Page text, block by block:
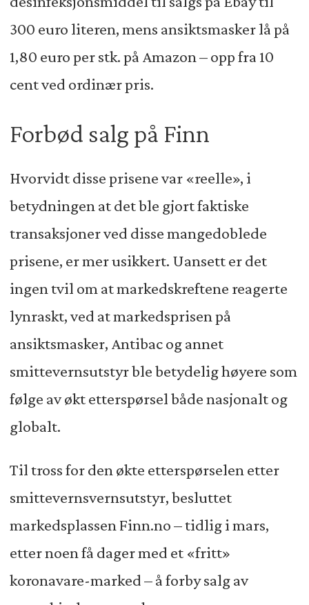
300 euro literen, mens ansiktsmasker lå på
1,80 euro per stk. på Amazon – opp fra 10
cent ved ordinær pris.
Forbød salg på Finn
Hvorvidt disse prisene var «reelle», i
betydningen at det ble gjort faktiske
transaksjoner ved disse mangedoblede
prisene, er mer usikkert. Uansett er det
ingen tvil om at markedskreftene reagerte
lynraskt, ved at markedsprisen på
ansiktsmasker, Antibac og annet
smittevernsutstyr ble betydelig høyere som
følge av økt etterspørsel både nasjonalt og
globalt.
Til tross for den økte etterspørselen etter
smittevernsvernsutstyr, besluttet
markedsplassen Finn.no – tidlig i mars,
etter noen få dager med et «fritt»
koronavare-marked – å forby salg av